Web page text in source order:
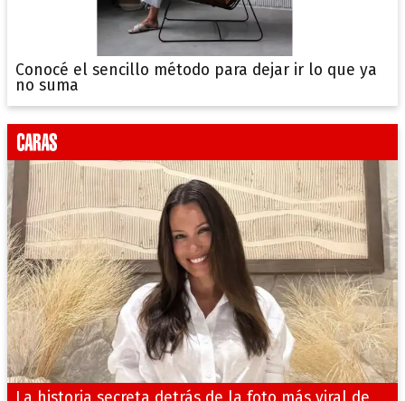
Conocé el sencillo método para dejar ir lo que ya
no suma